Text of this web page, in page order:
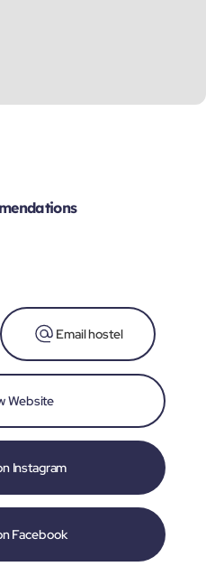
Email hostel
Website
Instagram
Facebook